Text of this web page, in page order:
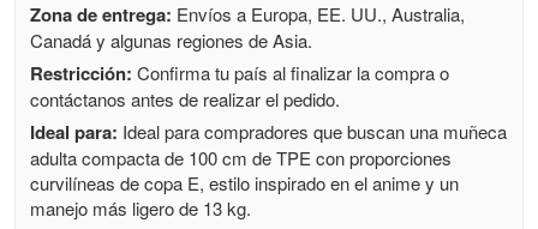
Zona de entrega: Envíos a Europa, EE. UU., Australia,
Canadá y algunas regiones de Asia.
Restricción: Confirma tu país al finalizar la compra o
contáctanos antes de realizar el pedido.
Ideal para: Ideal para compradores que buscan una muñeca
adulta compacta de 100 cm de TPE con proporciones
curvilíneas de copa E, estilo inspirado en el anime y un
manejo más ligero de 13 kg.